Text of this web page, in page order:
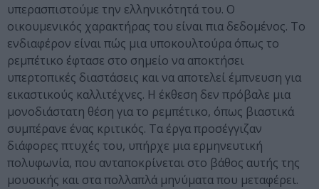
υπερασπιστούμε την ελληνικότητά του. Ο
οικουμενικός χαρακτήρας του είναι πια δεδομένος. Το
ενδιαφέρον είναι πώς μια υποκουλτούρα όπως το
ρεμπέτικο έφτασε στο σημείο να αποκτήσει
υπερτοπικές διαστάσεις και να αποτελεί έμπνευση για
εικαστικούς καλλιτέχνες. Η έκθεση δεν πρόβαλε μια
μονοδιάστατη θέση για το ρεμπέτικο, όπως βιαστικά
συμπέρανε ένας κριτικός. Τα έργα προσέγγιζαν
διάφορες πτυχές του, υπήρχε μια ερμηνευτική
πολυφωνία, που ανταποκρίνεται στο βάθος αυτής της
μουσικής και στα πολλαπλά μηνύματα που μεταφέρει.